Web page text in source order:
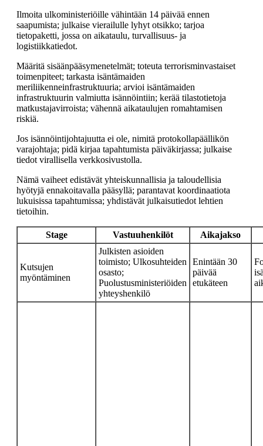
Ilmoita ulkoministeriöille vähintään 14 päivää ennen
saapumista; julkaise vierailulle lyhyt otsikko; tarjoa
tietopaketti, jossa on aikataulu, turvallisuus- ja
logistiikkatiedot.
Määritä sisäänpääsymenetelmät; toteuta terrorisminvastaiset
toimenpiteet; tarkasta isäntämaiden
meriliikenneinfrastruktuuria; arvioi isäntämaiden
infrastruktuurin valmiutta isännöintiin; kerää tilastotietoja
matkustajavirroista; vähennä aikataulujen romahtamisen
riskiä.
Jos isännöintijohtajuutta ei ole, nimitä protokollapäällikön
varajohtaja; pidä kirjaa tapahtumista päiväkirjassa; julkaise
tiedot virallisella verkkosivustolla.
Nämä vaiheet edistävät yhteiskunnallisia ja taloudellisia
hyötyjä ennakoitavalla pääsyllä; parantavat koordinaatiota
lukuisissa tapahtumissa; yhdistävät julkaisutiedot lehtien
tietoihin.
Stage Vastuuhenkilöt Aikajakso
Kutsujen
myöntäminen
Julkisten asioiden
toimisto; Ulkosuhteiden
osasto;
Puolustusministeriöiden
yhteyshenkilö
Enintään 30
päivää
etukäteen